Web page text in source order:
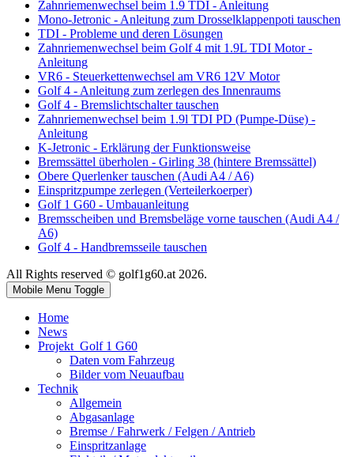
Zahnriemenwechsel beim 1.9 TDI - Anleitung
Mono-Jetronic - Anleitung zum Drosselklappenpoti tauschen
TDI - Probleme und deren Lösungen
Zahnriemenwechsel beim Golf 4 mit 1.9L TDI Motor -
Anleitung
VR6 - Steuerkettenwechsel am VR6 12V Motor
Golf 4 - Anleitung zum zerlegen des Innenraums
Golf 4 - Bremslichtschalter tauschen
Zahnriemenwechsel beim 1.9l TDI PD (Pumpe-Düse) -
Anleitung
K-Jetronic - Erklärung der Funktionsweise
Bremssättel überholen - Girling 38 (hintere Bremssättel)
Obere Querlenker tauschen (Audi A4 / A6)
Einspritzpumpe zerlegen (Verteilerkoerper)
Golf 1 G60 - Umbauanleitung
Bremsscheiben und Bremsbeläge vorne tauschen (Audi A4 /
A6)
Golf 4 - Handbremsseile tauschen
All Rights reserved © golf1g60.at 2026.
Mobile Menu Toggle
Home
News
Projekt_Golf 1 G60
Daten vom Fahrzeug
Bilder vom Neuaufbau
Technik
Allgemein
Abgasanlage
Bremse / Fahrwerk / Felgen / Antrieb
Einspritzanlage